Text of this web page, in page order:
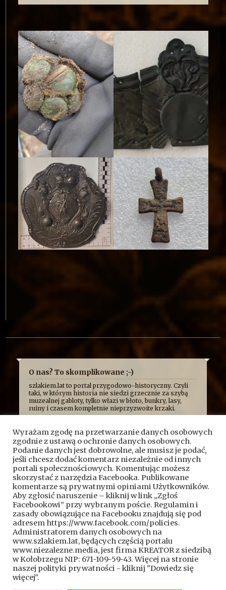
O nas? To skomplikowane ;-)
szlakiem.lat to portal przygodowo-historyczny. Czyli
taki, w którym historia nie siedzi grzecznie za szybą
muzealnej gabloty, tylko włazi w błoto, bunkry, lasy,
ruiny i czasem kompletnie nieprzyzwoite krzaki.
człowiek ma przy tym frajdę. Formalnie jesteśmy
kroniką przygód, wypraw i historycznych absurdów, z
jakimi mierzy się Fundacja Skryptorium, ale opisujemy
też przygody naszych przyjaciół. Bywa więc, że taplamy
się w bagnach, kopiemy z archeologami, przeciskamy
przez bunkry i tunele, błądzimy po ruinach albo
próbujemy ustalić, kto wpadł na pomysł zbudowania
czegoś dokładnie pośrodku mokradeł.
A wszystko po to, żeby pokazać, że historia nie jest
nudnym rozdziałem z podręcznika. To przygoda.
Czasem brudna, czasem szalona, czasem całkiem
wzruszająca, a czasem poważna.
Kontakt do nas: kontakt@szlakiem.lat
Znajdziesz nas także: Facebook YouTube
Wyrażam zgodę na przetwarzanie danych osobowych
zgodnie z ustawą o ochronie danych osobowych.
Podanie danych jest dobrowolne, ale musisz je podać,
jeśli chcesz dodać komentarz niezależnie od innych
portali społecznościowych. Komentując możesz
skorzystać z narzędzia Facebooka. Publikowane
komentarze są prywatnymi opiniami Użytkowników.
Aby zgłosić naruszenie – kliknij w link „Zgłoś
Facebookowi” przy wybranym poście. Regulamin i
zasady obowiązujące na Facebooku znajdują się pod
adresem https://www.facebook.com/policies.
Administratorem danych osobowych na
www.szlakiem.lat, będących częścią portalu
www.niezalezne.media, jest firma KREATOR z siedzibą
w Kołobrzegu NIP: 671-109-59-43. Więcej na stronie
naszej polityki prywatności - kliknij "Dowiedz się
więcej".